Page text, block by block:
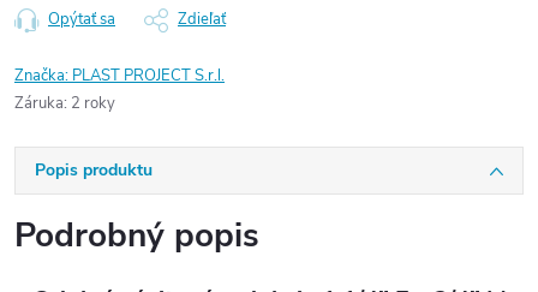
Opýtať sa Zdieľať
Značka: PLAST PROJECT S.r.l.
Záruka: 2 roky
Popis produktu
Podrobný popis